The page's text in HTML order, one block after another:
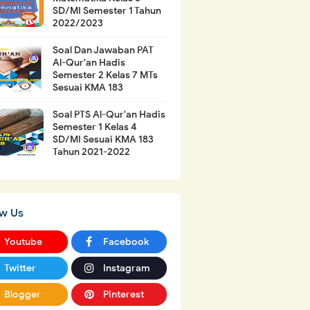
SD/MI Semester 1 Tahun
2022/2023
Soal Dan Jawaban PAT
Al-Qur'an Hadis
Semester 2 Kelas 7 MTs
Sesuai KMA 183
Soal PTS Al-Qur'an Hadis
Semester 1 Kelas 4
SD/MI Sesuai KMA 183
Tahun 2021-2022
Us
Youtube Facebook
Twitter Instagram
Blogger Pinterest